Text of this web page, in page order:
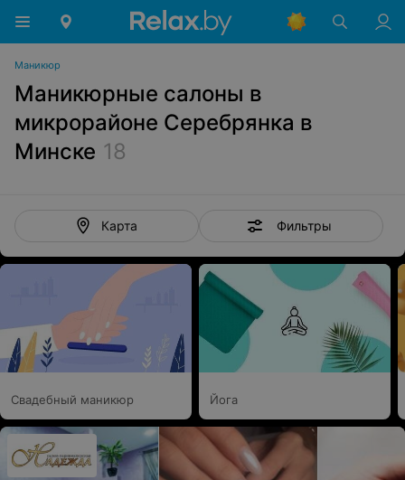
Маникюр
Маникюрные салоны в
микрорайоне Серебрянка в
Минске 18
Карта Фильтры
Свадебный маникюр Йога